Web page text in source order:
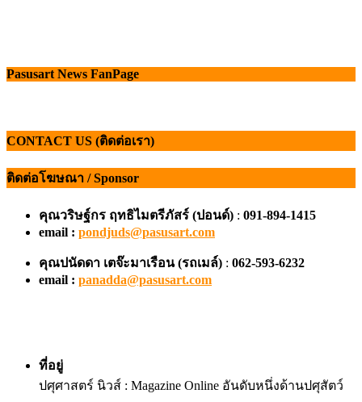
Pasusart News FanPage
CONTACT US (ติดต่อเรา)
ติดต่อโฆษณา / Sponsor
คุณวริษฐ์กร ฤทธิไมตรีภัสร์ (ปอนด์) : 091-894-1415
email : pondjuds@pasusart.com
คุณปนัดดา เตจ๊ะมาเรือน (รถเมล์) : 062-593-6232
email : panadda@pasusart.com
ที่อยู่
ปศุศาสตร์ นิวส์ : Magazine Online อันดับหนึ่งด้านปศุสัตว์